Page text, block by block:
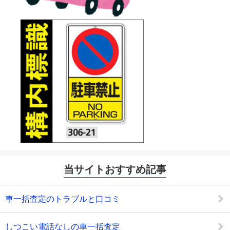
当サイトおすすめ記事
車一括査定のトラブルと口コミ
しつこい電話なしの車一括査定